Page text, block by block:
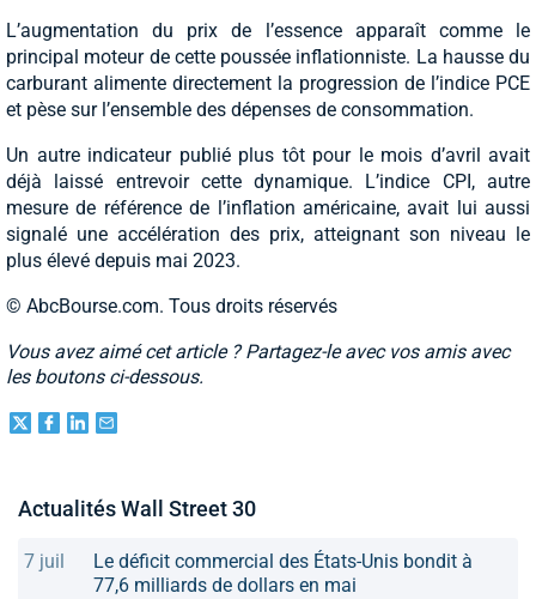
L’augmentation du prix de l’essence apparaît comme le
principal moteur de cette poussée inflationniste. La hausse du
carburant alimente directement la progression de l’indice PCE
et pèse sur l’ensemble des dépenses de consommation.
Un autre indicateur publié plus tôt pour le mois d’avril avait
déjà laissé entrevoir cette dynamique. L’indice CPI, autre
mesure de référence de l’inflation américaine, avait lui aussi
signalé une accélération des prix, atteignant son niveau le
plus élevé depuis mai 2023.
© AbcBourse.com. Tous droits réservés
Vous avez aimé cet article ? Partagez-le avec vos amis avec
les boutons ci-dessous.
Actualités Wall Street 30
7 juil
Le déficit commercial des États-Unis bondit à
77,6 milliards de dollars en mai